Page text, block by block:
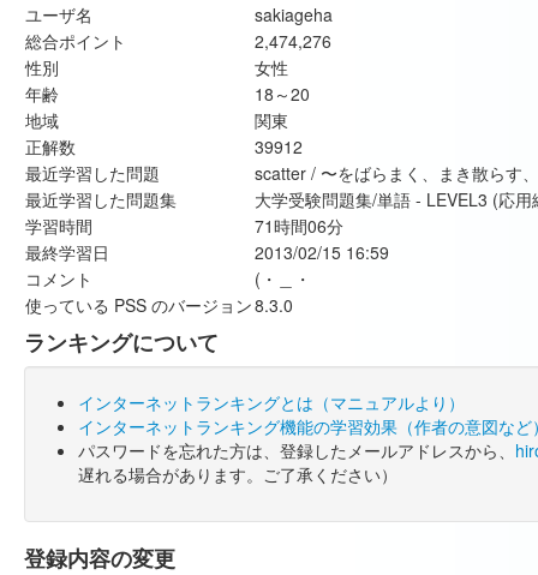
ユーザ名
sakiageha
総合ポイント
2,474,276
性別
女性
年齢
18～20
地域
関東
正解数
39912
最近学習した問題
scatter / 〜をばらまく、まき散らす
最近学習した問題集
大学受験問題集/単語 - LEVEL3 (応用
学習時間
71時間06分
最終学習日
2013/02/15 16:59
コメント
(・＿・
使っている PSS のバージョン8.3.0
ランキングについて
インターネットランキングとは（マニュアルより）
インターネットランキング機能の学習効果（作者の意図など
パスワードを忘れた方は、登録したメールアドレスから、
遅れる場合があります。ご了承ください）
登録内容の変更